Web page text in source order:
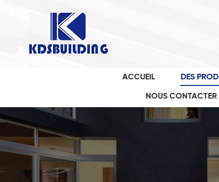
ACCUEIL DES
NOUS CONTACTER